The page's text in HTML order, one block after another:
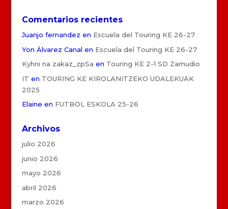
Comentarios recientes
Juanjo fernandez en Escuela del Touring KE 26-27
Yon Álvarez Canal en Escuela del Touring KE 26-27
Kyhni na zakaz_zpSa en Touring KE 2-1 SD Zamudio
IT en TOURING KE KIROLANITZEKO UDALEKUAK
2025
Elaine en FUTBOL ESKOLA 25-26
Archivos
julio 2026
junio 2026
mayo 2026
abril 2026
marzo 2026